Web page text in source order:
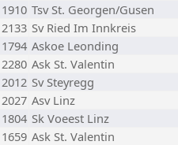
1910 Tsv St. Georgen/Gusen
2133 Sv Ried Im Innkreis
1794 Askoe Leonding
2280 Ask St. Valentin
2012 Sv Steyregg
2027 Asv Linz
1804 Sk Voeest Linz
1659 Ask St. Valentin